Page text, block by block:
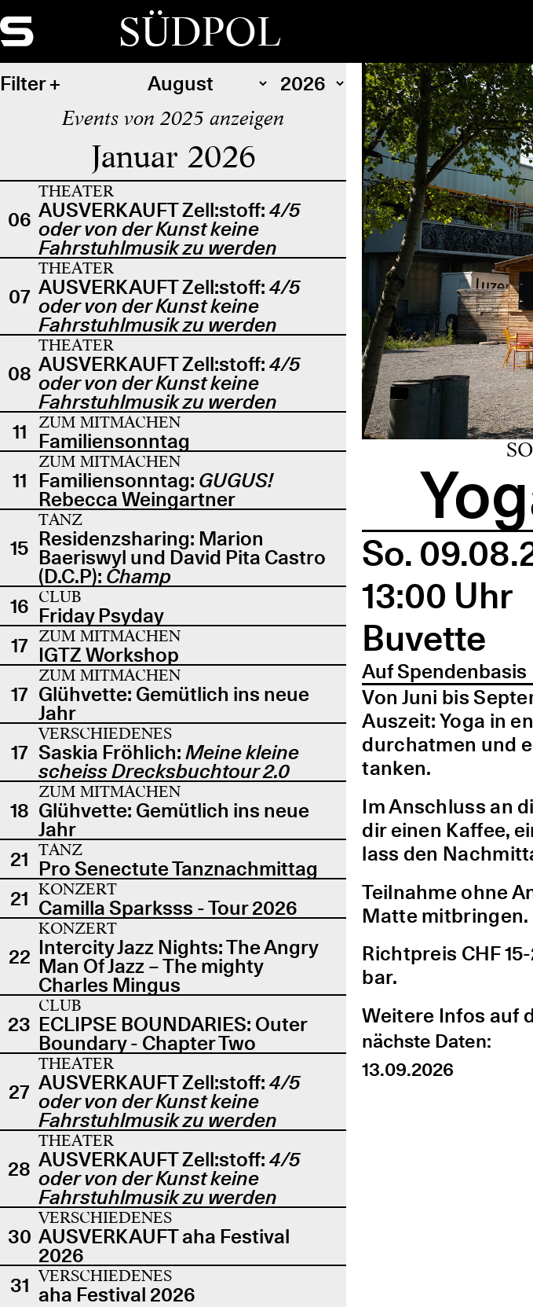
SÜDPOL
Filter
Events von 2025 anzeigen
Januar 2026
06
THEATER
AUSVERKAUFT Zell:stoff: 4/5
oder von der Kunst keine
Fahrstuhlmusik zu werden
07
THEATER
AUSVERKAUFT Zell:stoff: 4/5
oder von der Kunst keine
Fahrstuhlmusik zu werden
08
THEATER
AUSVERKAUFT Zell:stoff: 4/5
oder von der Kunst keine
Fahrstuhlmusik zu werden
11
ZUM MITMACHEN
Familiensonntag
11
ZUM MITMACHEN
Familiensonntag: GUGUS!
Rebecca Weingartner
15
TANZ
Residenzsharing: Marion
Baeriswyl und David Pita Castro
(D.C.P): Champ
16 CLUB
Friday Psyday
17 ZUM MITMACHEN
IGTZ Workshop
17
ZUM MITMACHEN
Glühvette: Gemütlich ins neue
Jahr
17
VERSCHIEDENES
Saskia Fröhlich: Meine kleine
scheiss Drecksbuchtour 2.0
18
ZUM MITMACHEN
Glühvette: Gemütlich ins neue
Jahr
21 TANZ
Pro Senectute Tanznachmittag
21 KONZERT
Camilla Sparksss - Tour 2026
22
KONZERT
Intercity Jazz Nights: The Angry
Man Of Jazz – The mighty
Charles Mingus
23
CLUB
ECLIPSE BOUNDARIES: Outer
Boundary - Chapter Two
27
THEATER
AUSVERKAUFT Zell:stoff: 4/5
oder von der Kunst keine
Fahrstuhlmusik zu werden
28
THEATER
AUSVERKAUFT Zell:stoff: 4/5
oder von der Kunst keine
Fahrstuhlmusik zu werden
30
VERSCHIEDENES
AUSVERKAUFT aha Festival
2026
31 VERSCHIEDENES
aha Festival 2026
So.
13:00 Uhr
Buvette
Auf Spendenbasis
Von Juni bis
Auszeit: Yoga in
durchatmen und
tanken.
Im Anschluss an
dir einen Kaffee,
lass den
Teilnahme ohne
Matte mitbringen.
Richtpreis CHF
bar.
Weitere Infos auf
nächste Daten:
13.09.2026